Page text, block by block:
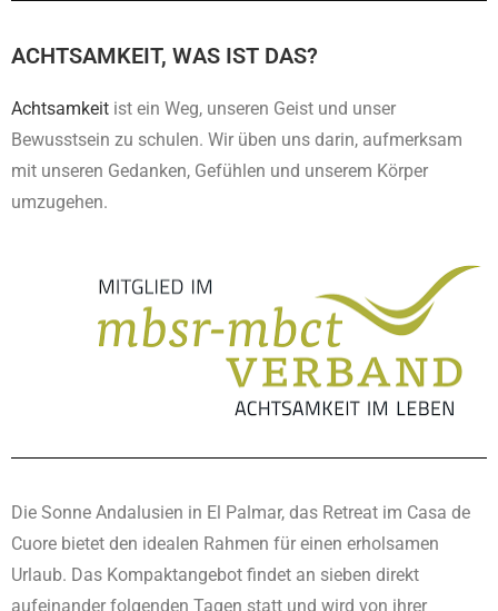
ACHTSAMKEIT, WAS IST DAS?
Achtsamkeit ist ein Weg, unseren Geist und unser
Bewusstsein zu schulen. Wir üben uns darin, aufmerksam
mit unseren Gedanken, Gefühlen und unserem Körper
umzugehen.
Die Sonne Andalusien in El Palmar, das Retreat im Casa de
Cuore bietet den idealen Rahmen für einen erholsamen
Urlaub. Das Kompaktangebot findet an sieben direkt
aufeinander folgenden Tagen statt und wird von ihrer